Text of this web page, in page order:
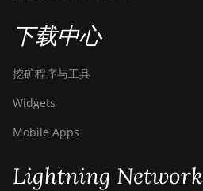
下载中心
挖矿程序与工具
Widgets
Mobile Apps
Lightning Network